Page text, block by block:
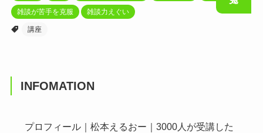
雑談が苦手を克服 雑談力えぐい
講座
INFOMATION
プロフィール｜松本えるおー｜3000人が受講した